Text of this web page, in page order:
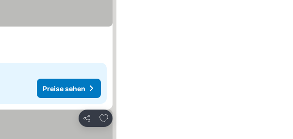
Preise sehen
Teilen
Zu Favoriten hinzufügen